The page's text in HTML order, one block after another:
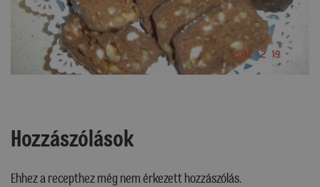
Hozzászólások
Ehhez a recepthez még nem érkezett hozzászólás.